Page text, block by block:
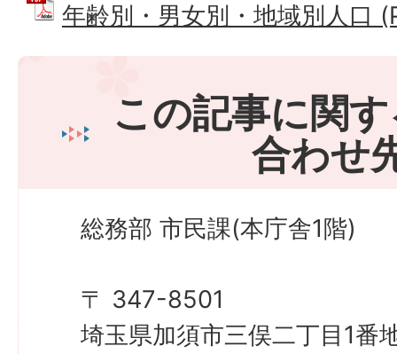
年齢別・男女別・地域別人口
この記事に関
合わせ
総務部 市民課(本庁舎1階)
〒 347-8501
埼玉県加須市三俣二丁目1番